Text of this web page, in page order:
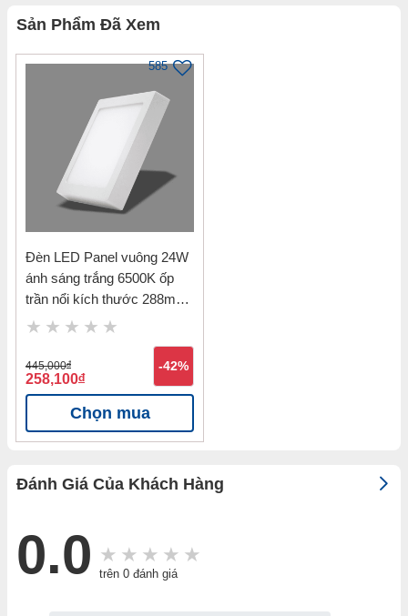
Sản Phẩm Đã Xem
585
Đèn LED Panel vuông 24W
ánh sáng trắng 6500K ốp
trần nổi kích thước 288mm
Nanoco NPL246S
445,000đ
258,100đ
-42%
Chọn mua
Đánh Giá Của Khách Hàng
0.0 trên 0 đánh giá